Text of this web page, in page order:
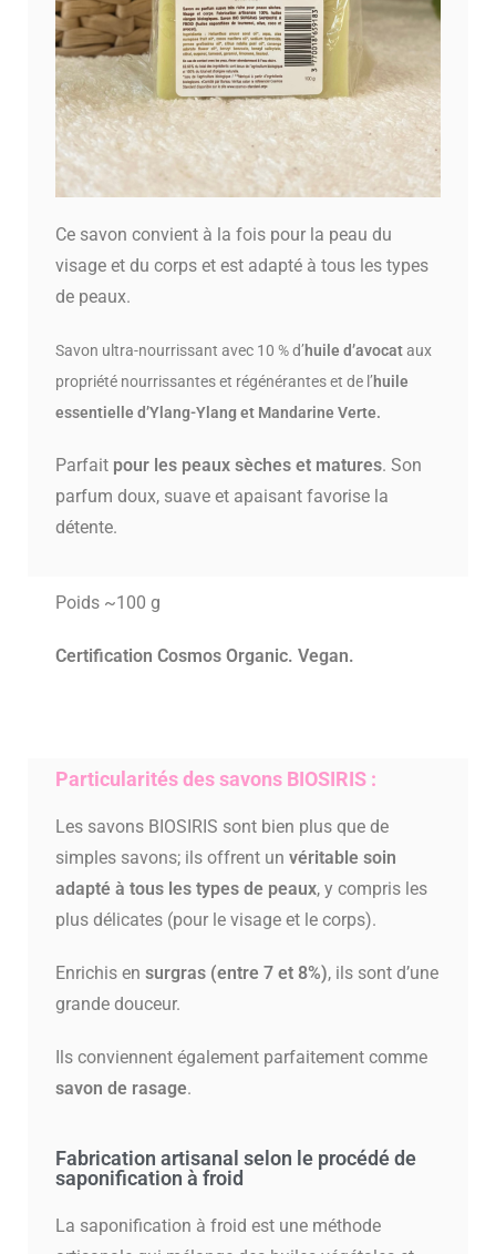
Ce savon convient à la fois pour la peau du
visage et du corps et est adapté à tous les types
de peaux.
Savon ultra-nourrissant avec 10 % d’huile d’avocataux
propriété nourrissantes et régénérantes et de l’huile
essentielle d’Ylang-Ylang et Mandarine Verte.
Parfait pour les peaux sèches et matures. Son
parfum doux, suave et apaisant favorise la
détente.
Poids ~100 g
Certification Cosmos Organic. Vegan.
Particularités des savons BIOSIRIS :
Les savons BIOSIRIS sont bien plus que de
simples savons; ils offrent un véritable soin
adapté à tous les types de peaux, y compris les
plus délicates (pour le visage et le corps).
Enrichis en surgras (entre 7 et 8%), ils sont d’une
grande douceur.
Ils conviennent également parfaitement comme
savon de rasage.
Fabrication artisanal selon le procédé de
saponification à froid
La saponification à froid est une méthode